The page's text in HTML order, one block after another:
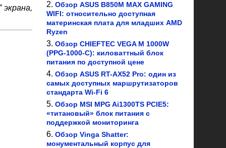
Обзор ASUS B850M MAX GAMING
WIFI: относительно доступная
материнская плата для младших AMD
Ryzen
Обзор CHIEFTEC VEGA M 1000W
(PPG-1000-C): киловаттный блок
питания по доступной цене
Обзор ASUS RT-AX52 Pro: один из
самых доступных маршрутизаторов
стандарта Wi-Fi 6
Обзор MSI MPG Ai1300TS PCIE5:
«титановый» блок питания с
поддержкой мониторинга
Обзор Vinga Shatter:
монументальный корпус для